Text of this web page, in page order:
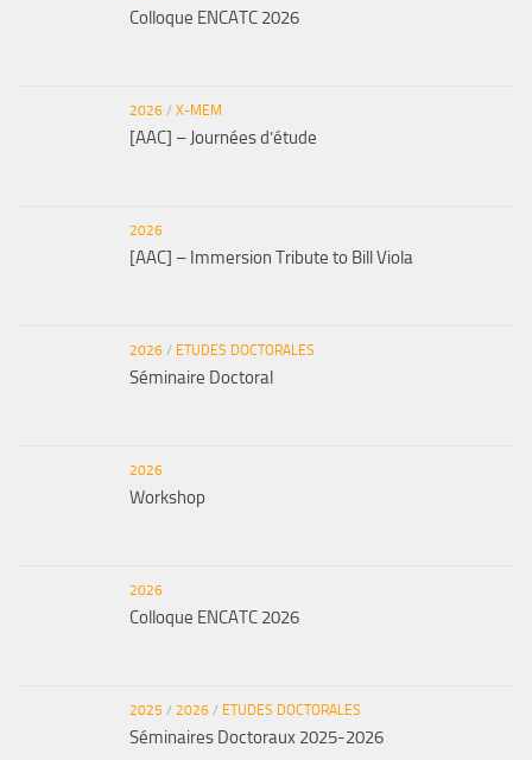
Colloque ENCATC 2026
2026 / X-MEM
[AAC] – Journées d’étude
2026
[AAC] – Immersion Tribute to Bill Viola
2026 / ETUDES DOCTORALES
Séminaire Doctoral
2026
Workshop
2026
Colloque ENCATC 2026
2025 / 2026 / ETUDES DOCTORALES
Séminaires Doctoraux 2025-2026